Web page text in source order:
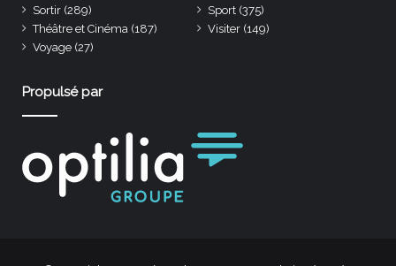
Sortir (289) Sport (375)
Théâtre et Cinéma (187) Visiter (149)
Voyage (27)
Propulsé par